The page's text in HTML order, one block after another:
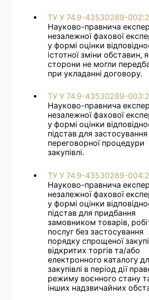
ТУ У 74.9-43530289-
Науково-правнича
незалежної фахової
у формі оцінки
істотної зміни обставин,
сторони не могли
при укладанні договору.
ТУ У 74.9-43530289-
Науково-правнича
незалежної фахової
у формі оцінки
підстав для застосування
переговорної процедури
закупівлі.
ТУ У 74.9-43530289-
Науково-правнича
незалежної фахової
у формі оцінки
підстав для придбання
замовником товарів,
послуг без застосування
порядку спрощеної
відкритих торгів та/або
електронного каталогу
закупівлі в період дії
режиму воєнного стану
інших надзвичайних